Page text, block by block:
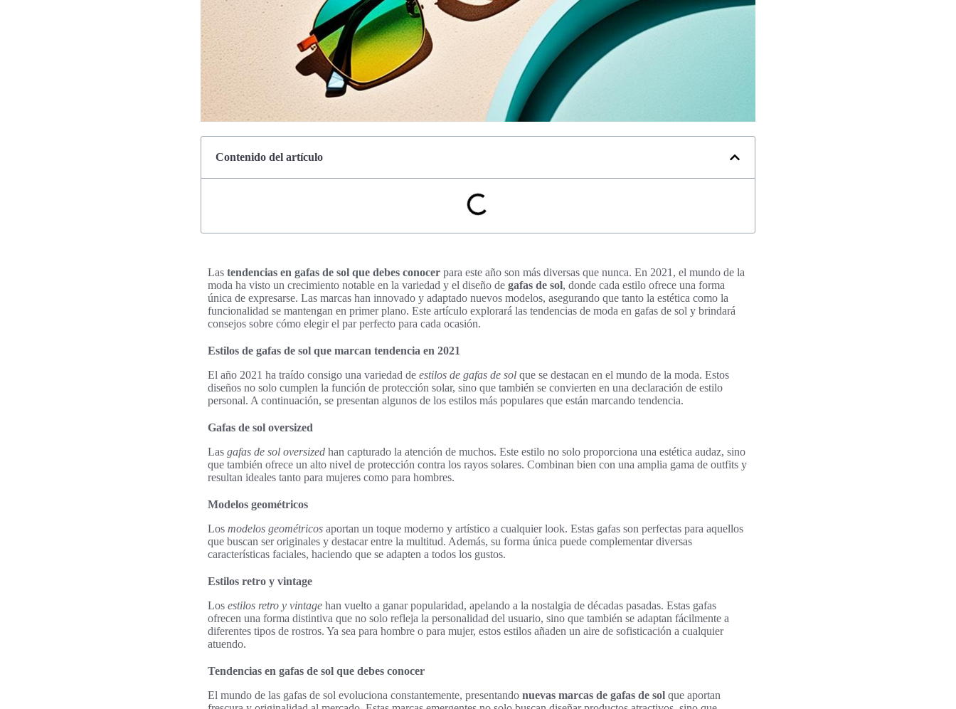
Contenido del artículo
Las tendencias en gafas de sol que debes conocer para este año son más diversas que nunca. En 2021, el mundo de la
moda ha visto un crecimiento notable en la variedad y el diseño de gafas de sol, donde cada estilo ofrece una forma
única de expresarse. Las marcas han innovado y adaptado nuevos modelos, asegurando que tanto la estética como la
funcionalidad se mantengan en primer plano. Este artículo explorará las tendencias de moda en gafas de sol y brindará
consejos sobre cómo elegir el par perfecto para cada ocasión.
Estilos de gafas de sol que marcan tendencia en 2021
El año 2021 ha traído consigo una variedad de estilos de gafas de sol que se destacan en el mundo de la moda. Estos
diseños no solo cumplen la función de protección solar, sino que también se convierten en una declaración de estilo
personal. A continuación, se presentan algunos de los estilos más populares que están marcando tendencia.
Gafas de sol oversized
Las gafas de sol oversized han capturado la atención de muchos. Este estilo no solo proporciona una estética audaz, sino
que también ofrece un alto nivel de protección contra los rayos solares. Combinan bien con una amplia gama de outfits y
resultan ideales tanto para mujeres como para hombres.
Modelos geométricos
Los modelos geométricos aportan un toque moderno y artístico a cualquier look. Estas gafas son perfectas para aquellos
que buscan ser originales y destacar entre la multitud. Además, su forma única puede complementar diversas
características faciales, haciendo que se adapten a todos los gustos.
Estilos retro y vintage
Los estilos retro y vintage han vuelto a ganar popularidad, apelando a la nostalgia de décadas pasadas. Estas gafas
ofrecen una forma distintiva que no solo refleja la personalidad del usuario, sino que también se adaptan fácilmente a
diferentes tipos de rostros. Ya sea para hombre o para mujer, estos estilos añaden un aire de sofisticación a cualquier
atuendo.
Tendencias en gafas de sol que debes conocer
El mundo de las gafas de sol evoluciona constantemente, presentando nuevas marcas de gafas de sol que aportan